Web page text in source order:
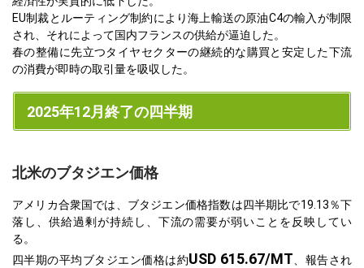
EU制裁とルーティング制約により海上輸送の原油C4の輸入が制限
され、それによって国内フランスの供給が逼迫した。
春の整備に先立つタイヤセクターの継続的な購買と安定した下流
の消費が即時の取引量を吸収した。
2025年12月終了の四半期
北米のブタジエン価格
アメリカ合衆国では、ブタジエン価格指数は四半期比で19.13％下
落し、供給過剰が持続し、下流の需要が弱いことを反映してい
る。
四半期の平均ブタジエン価格は約USD 615.67/MT 、報告され